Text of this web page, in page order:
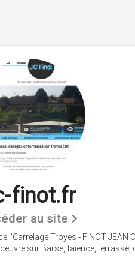
finot.fr
au site
'Carrelage Troyes - FINOT JEAN
sur Barse, faience, terrasse,